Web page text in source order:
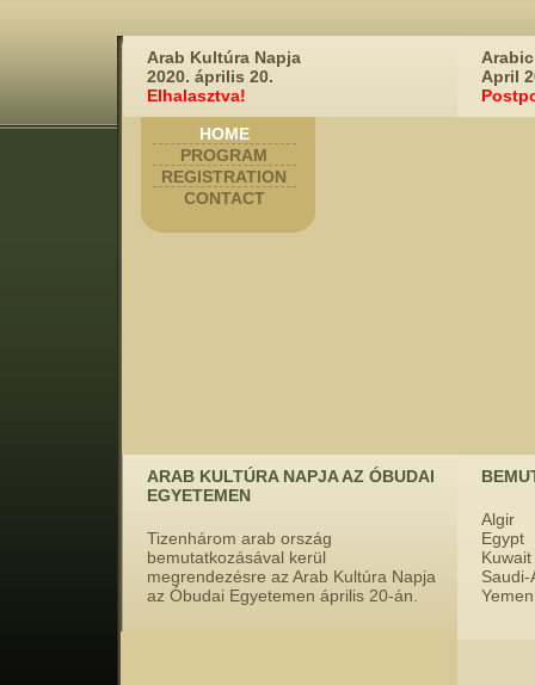
HOME
PROGRAM
REGISTRATION
CONTACT
Arab Kultúra Napja
2020. április 20.
Elhalasztva!
April
ARAB KULTÚRA NAPJA AZ ÓBUDAI
EGYETEMEN
Tizenhárom arab ország
bemutatkozásával kerül
megrendezésre az Arab Kultúra Napja
az Óbudai Egyetemen április 20-án.
Algir
Egypt
Kuwait
Saudi-
Yemen